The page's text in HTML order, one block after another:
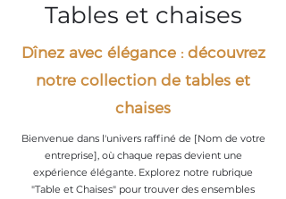
Tables et chaises
Dînez avec élégance : découvrez
notre collection de tables et
chaises
Bienvenue dans l'univers raffiné de [Nom de votre
entreprise], où chaque repas devient une
expérience élégante. Explorez notre rubrique
"Table et Chaises" pour trouver des ensembles